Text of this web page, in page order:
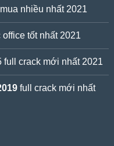
nhiều nhất 2021
tốt nhất 2021
full crack mới nhất 2021
full crack mới nhất